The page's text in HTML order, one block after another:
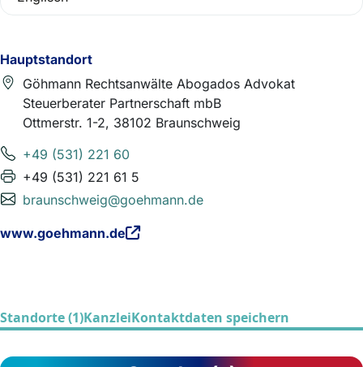
Hauptstandort
Göhmann Rechtsanwälte Abogados Advokat
Steuerberater Partnerschaft mbB
Ottmerstr. 1-2, 38102 Braunschweig
+49 (531) 221 60
+49 (531) 221 61 5
braunschweig@goehmann.de
www.goehmann.de
Standorte (1)KanzleiKontaktdaten speichern